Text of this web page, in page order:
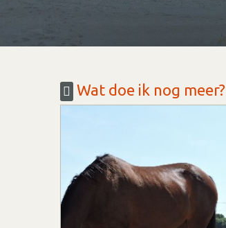
Wat doe ik nog meer?